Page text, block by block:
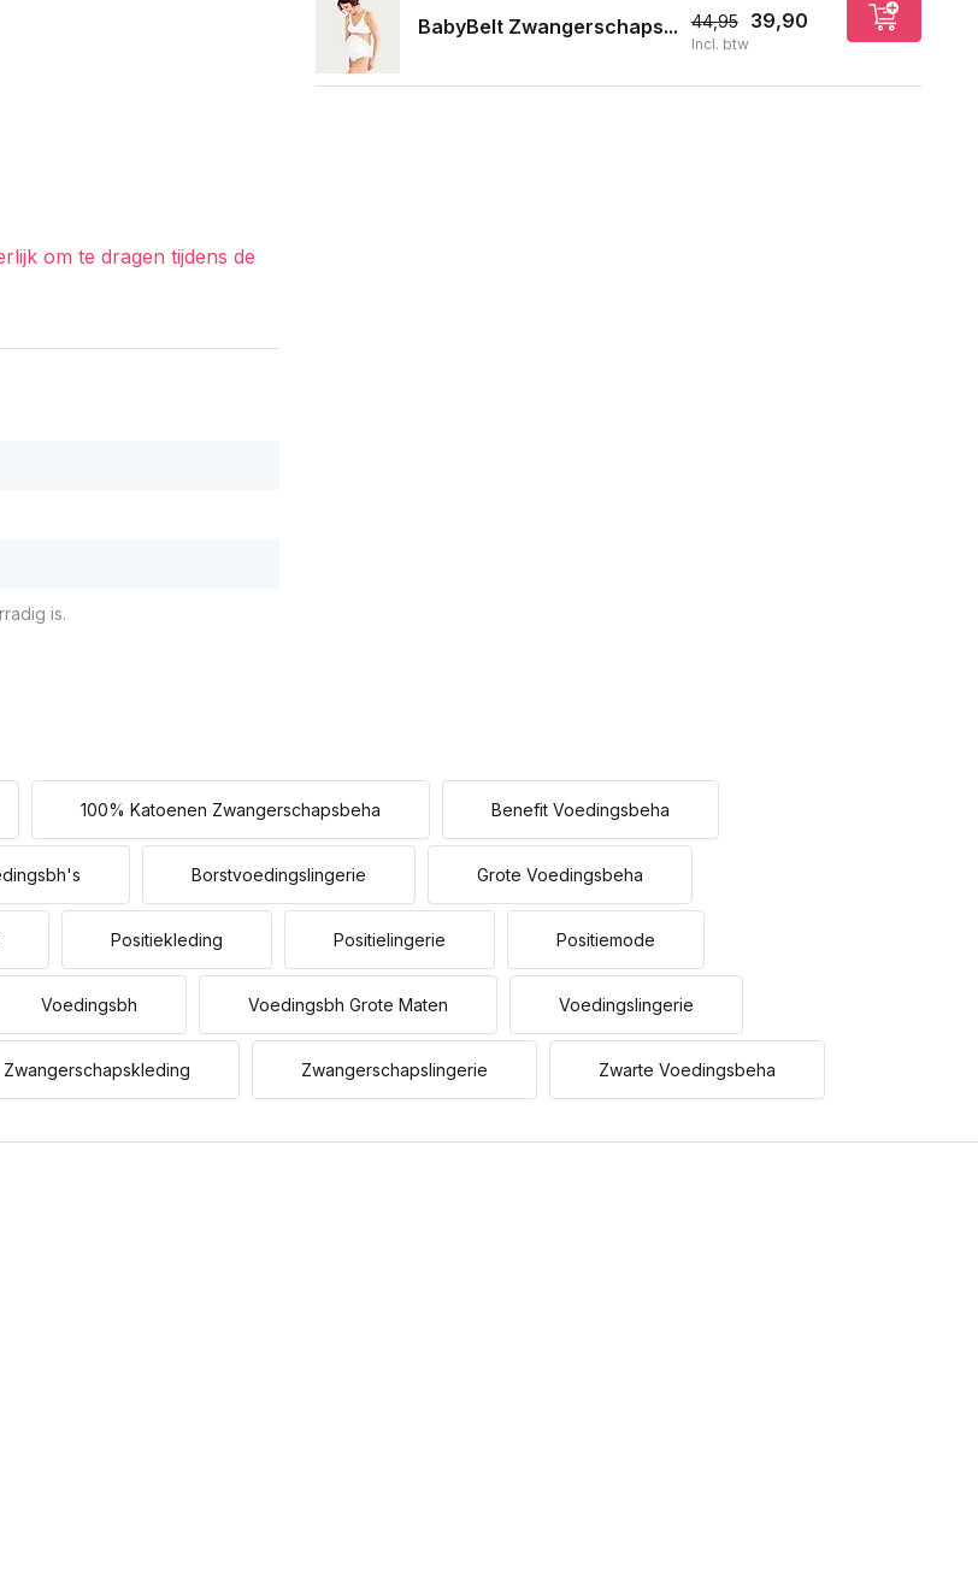
om te dragen tijdens de
is.
BabyBelt Zwangerschaps... 44,95 39,90
Incl. btw
100% Katoenen Zwangerschapsbeha Benefit Voedingsbeha
Borstvoedingslingerie Grote Voedingsbeha
Positiekleding Positielingerie Positiemode
Voedingsbh Voedingsbh Grote Maten Voedingslingerie
Zwangerschapskleding Zwangerschapslingerie Zwarte Voedingsbeha